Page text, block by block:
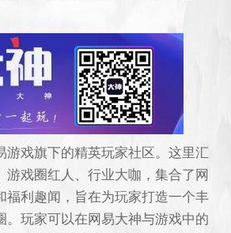
戏旗下的精英玩家社区。这里汇
游戏圈红人、行业大咖，集合了网
福利趣闻，旨在为玩家打造一个丰
。玩家可以在网易大神与游戏中的